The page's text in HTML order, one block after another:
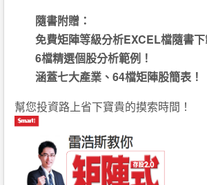
隨書附贈：
免費矩陣等級分析EXCEL檔隨書下
6檔精選個股分析範例！
涵蓋七大產業、64檔矩陣股簡表！
幫您投資路上省下寶貴的摸索時間！